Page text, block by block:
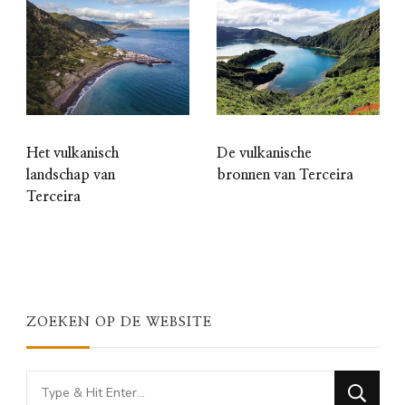
Het vulkanisch
landschap van
Terceira
De vulkanische
bronnen van Terceira
ZOEKEN OP DE WEBSITE
Looking